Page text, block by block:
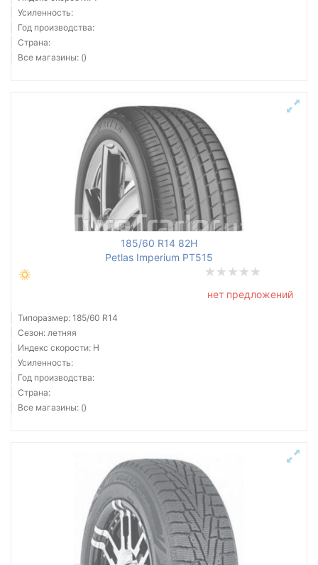
Усиленность:
Год производства:
Страна:
Все магазины: ()
185/60 R14 82H
Petlas Imperium PT515
нет предложений
Типоразмер: 185/60 R14
Сезон: летняя
Индекс скорости: H
Усиленность:
Год производства:
Страна:
Все магазины: ()